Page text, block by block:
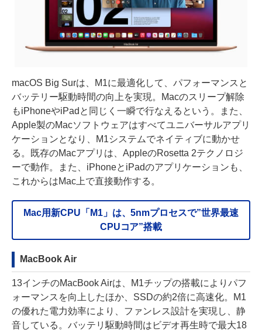
macOS Big Surは、M1に最適化して、パフォーマンスと
バッテリー駆動時間の向上を実現。Macのスリープ解除
もiPhoneやiPadと同じく一瞬で行なえるという。また、
Apple製のMacソフトウェアはすべてユニバーサルアプリ
ケーションとなり、M1システムでネイティブに動かせ
る。既存のMacアプリは、AppleのRosetta 2テクノロジ
ーで動作。また、iPhoneとiPadのアプリケーションも、
これからはMac上で直接動作する。
Mac用新CPU「M1」は、5nmプロセスで”世界最速
CPUコア”搭載
MacBook Air
13インチのMacBook Airは、M1チップの搭載によりパフ
ォーマンスを向上したほか、SSDの約2倍に高速化。M1
の優れた電力効率により、ファンレス設計を実現し、静
音している。バッテリ駆動時間はビデオ再生時で最大18